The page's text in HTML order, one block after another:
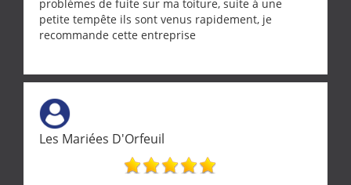
problèmes de fuite sur ma toiture, suite à une
petite tempête ils sont venus rapidement, je
recommande cette entreprise
Les Mariées D'Orfeuil